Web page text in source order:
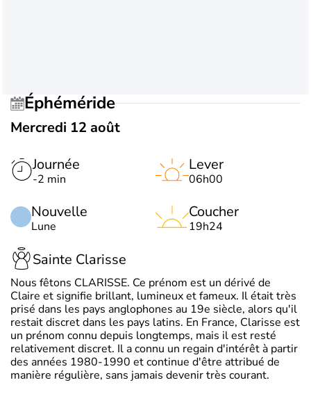
Éphéméride
Mercredi 12 août
Journée
-2 min
Nouvelle
Lune
Lever
06h00
Coucher
19h24
Sainte Clarisse
Nous fêtons CLARISSE. Ce prénom est un dérivé de
Claire et signifie brillant, lumineux et fameux. Il était très
prisé dans les pays anglophones au 19e siècle, alors qu'il
restait discret dans les pays latins. En France, Clarisse est
un prénom connu depuis longtemps, mais il est resté
relativement discret. Il a connu un regain d'intérêt à partir
des années 1980-1990 et continue d'être attribué de
manière régulière, sans jamais devenir très courant.